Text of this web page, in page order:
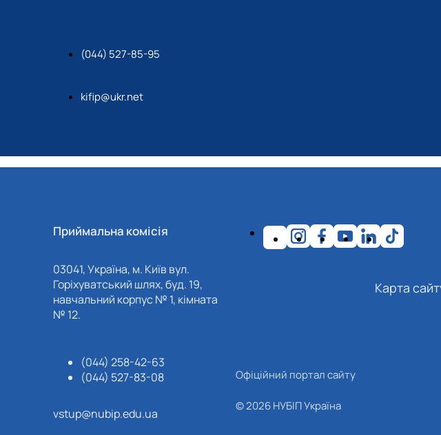
(044) 527-85-95
kifip@ukr.net
Приймальна комісія
03041, Україна, м. Київ вул.
Горіхуватський шлях, буд. 19,
навчальний корпус № 1, кімната
№ 12.
(044) 258-42-63
(044) 527-83-08
vstup@nubip.edu.ua
Карта
Офіційний портал сайту
© 2026 НУБІП Україна